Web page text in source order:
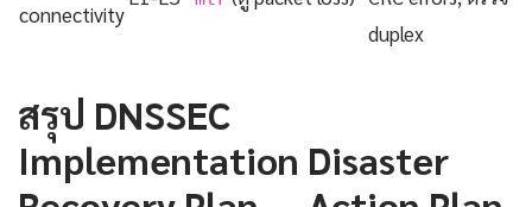
connectivity
duplex
สรุป DNSSEC
Implementation Disaster